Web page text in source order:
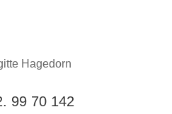
99 70 142